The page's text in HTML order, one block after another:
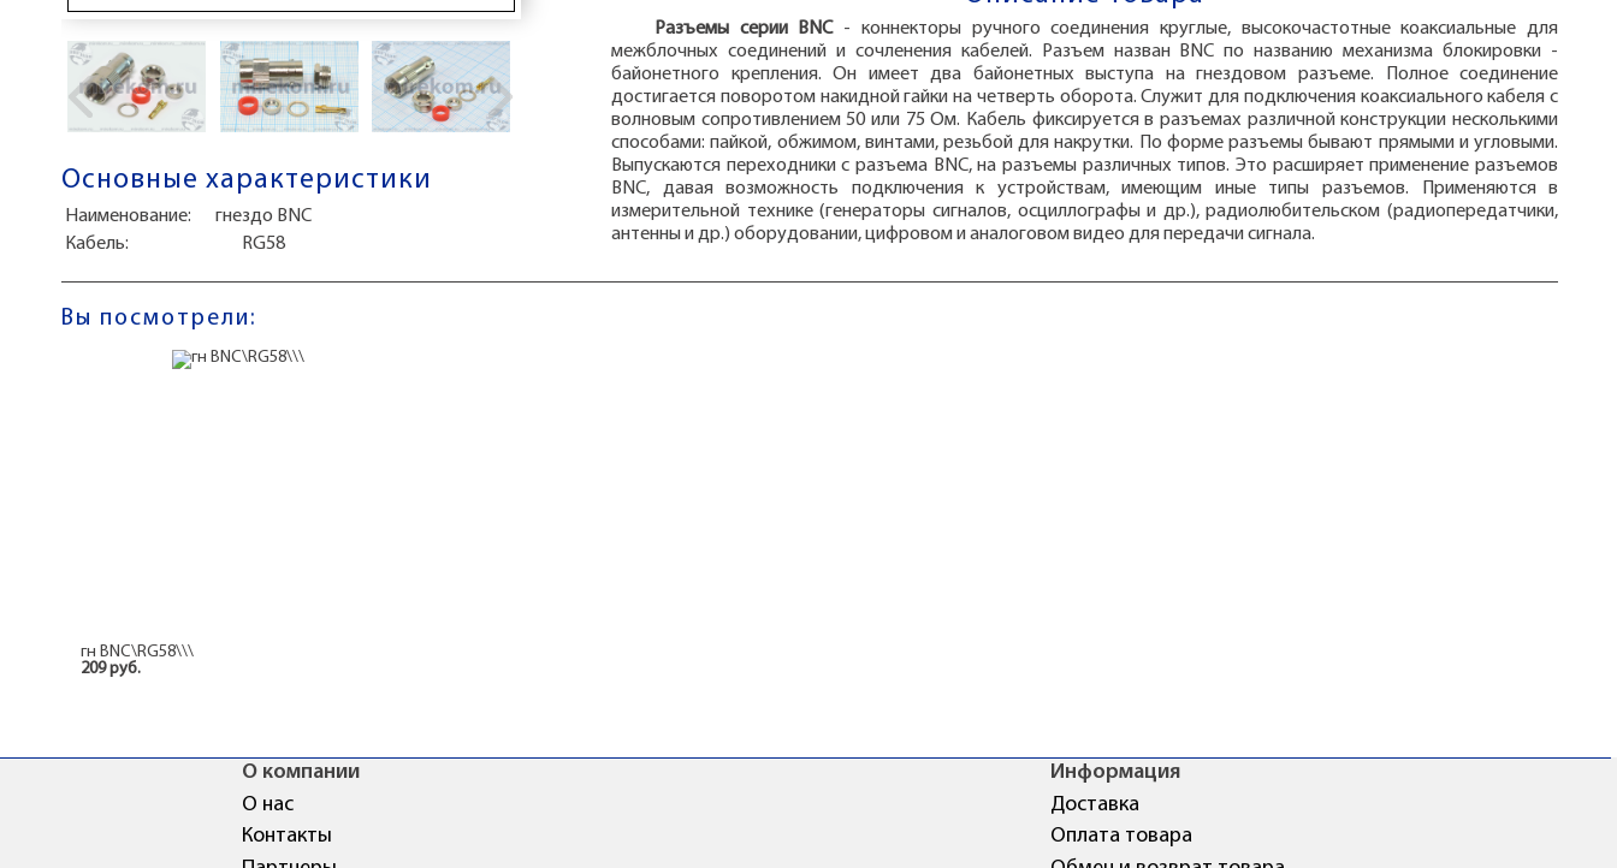
Разъемы серии BNC- коннекторы ручного соединения круглые, высокочастотные коаксиальные для
межблочных соединений и сочленения кабелей. Разъем назван BNC по названию механизма блокировки -
байонетного крепления. Он имеет два байонетных выступа на гнездовом разъеме. Полное соединение
достигается поворотом накидной гайки на четверть оборота. Служит для подключения коаксиального кабеля c
волновым сопротивлением 50 или 75 Ом. Кабель фиксируется в разъемах различной конструкции несколькими
способами: пайкой, обжимом, винтами, резьбой для накрутки. По форме разъемы бывают прямыми и угловыми.
Выпускаются переходники с разъема BNC, на разъемы различных типов. Это расширяет применение разъемов
BNC, давая возможность подключения к устройствам, имеющим иные типы разъемов. Применяются в
измерительной технике (генераторы сигналов, осциллографы и др.), радиолюбительском (радиопередатчики,
антенны и др.) оборудовании, цифровом и аналоговом видео для передачи сигнала.
Основные характеристики
Наименование:
гнездо BNC
Кабель:
RG58
Вы посмотрели:
гн BNC\RG58\\\
209 руб.
О компании
О нас
Контакты
Информация
Доставка
Оплата товара